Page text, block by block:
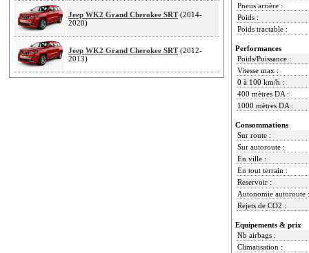
Jeep WK2 Grand Cherokee SRT(2014-
2020)
Jeep WK2 Grand Cherokee SRT(2012-
2013)
Pneus arrière :
Poids :
Poids tractable :
Performances
Poids/Puissance :
Vitesse max :
0 à 100 km/h :
400 mètres DA :
1000 mètres DA :
Consommations
Sur route :
Sur autoroute :
En ville :
En tout terrain :
Reservoir :
Autonomie autoroute :
Rejets de CO2 :
Equipements & prix
Nb airbags :
Climatisation :